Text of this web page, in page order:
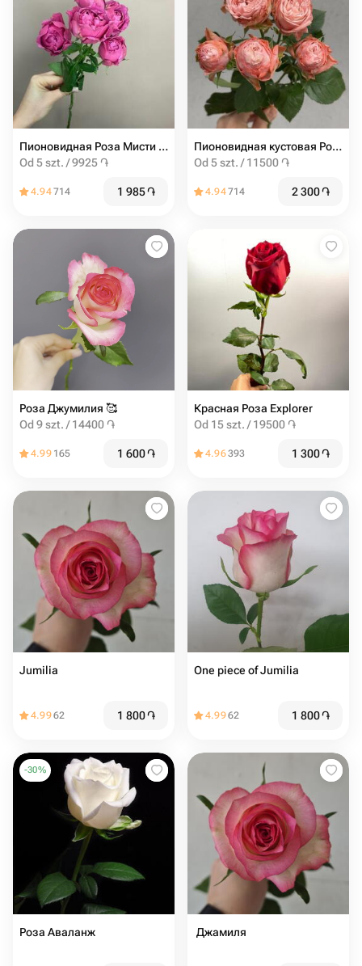
Пионовидная Роза Мисти баблс от 5шт
Od 5 szt. / 9925 ֏
4.94714 1 985֏
Пионовидная кустовая Роза Madam Bombastic штучно (от 5 шт)
Od 5 szt. / 11500 ֏
4.94714 2 300֏
Роза Джумилия ️🥰
Od 9 szt. / 14400 ֏
4.99 165 1 600֏
Красная Роза Explorer
Od 15 szt. / 19500 ֏
4.96393 1 300֏
Jumilia
4.9962 1 800֏
One piece of Jumilia
4.9962 1 800֏
-30%
Роза Аваланж ️ Джамиля